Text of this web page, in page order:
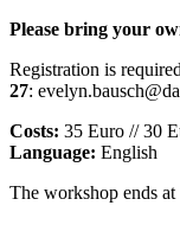
Please bring your
Registration is
27:
Costs: 35 Euro // 30
Language: English
The workshop ends at